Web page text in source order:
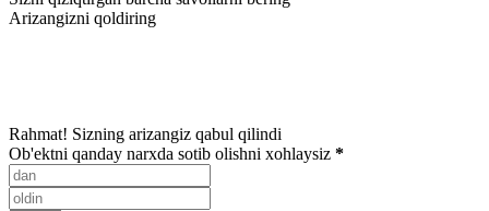
Arizangizni qoldiring
Rahmat! Sizning arizangiz qabul qilindi
Ob'ektni qanday narxda sotib olishni xohlaysiz *